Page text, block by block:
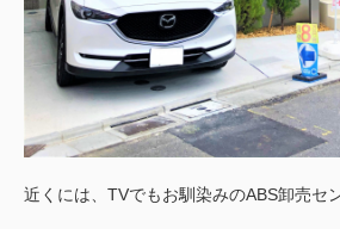
近くには、TVでもお馴染みのABS卸売セ